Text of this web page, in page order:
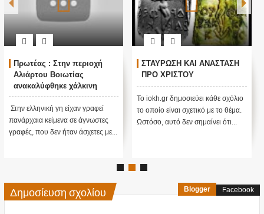
Πρωτέας : Στην περιοχή
Αλιάρτου Βοιωτίας
ανακαλύφθηκε χάλκινη
πινακίδα με γράμματα που
έμοιαζαν με ιερογλυφικά της
Αιγύπτου
Στην ελληνική γη είχαν γραφεί
πανάρχαια κείμενα σε άγνωστες
γραφές, που δεν ήταν άσχετες με...
ΣΤΑΥΡΩΣΗ ΚΑΙ ΑΝΑΣΤΑΣΗ
ΠΡΟ ΧΡΙΣΤΟΥ
Το iokh.gr δημοσιεύει κάθε σχόλιο
το οποίο είναι σχετικό με το θέμα.
Ωστόσο, αυτό δεν σημαίνει ότι...
Δημοσίευση σχολίου Blogger Facebook